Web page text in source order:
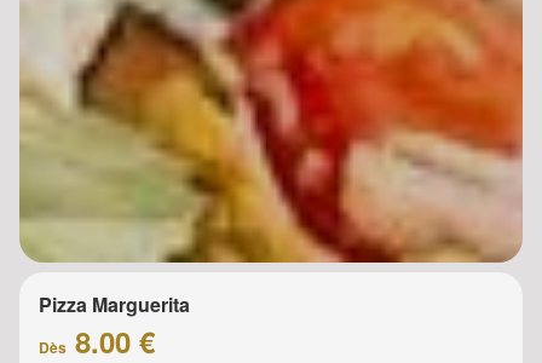
Pizza Marguerita
Dès 8.00 €